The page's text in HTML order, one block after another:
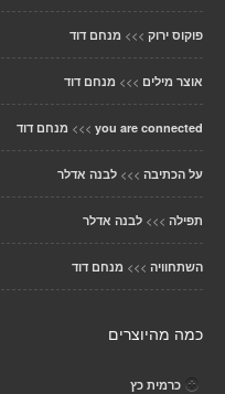
פוקוס ירוק >>> מנחם דוד
אוצר מילים >>> מנחם דוד
you are connected
>>> מנחם דוד
על הכתיבה >>> לבנה אדלר
תפילה >>> לבנה אדלר
השתחוויה >>> מנחם דוד
כמה מהיוצרים
כרמית כץ